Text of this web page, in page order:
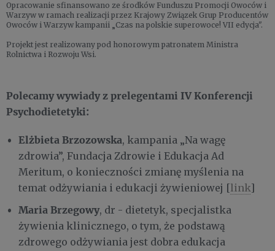
Opracowanie sfinansowano ze środków Funduszu Promocji Owoców i
Warzyw w ramach realizacji przez Krajowy Związek Grup Producentów
Owoców i Warzyw kampanii „Czas na polskie superowoce! VII edycja".
Projekt jest realizowany pod honorowym patronatem Ministra
Rolnictwa i Rozwoju Wsi.
Polecamy wywiady z prelegentami IV Konferencji
Psychodietetyki:
Elżbieta Brzozowska, kampania „Na wagę
zdrowia”, Fundacja Zdrowie i Edukacja Ad
Meritum, o konieczności zmianę myślenia na
temat odżywiania i edukacji żywieniowej [link]
Maria Brzegowy, dr - dietetyk, specjalistka
żywienia klinicznego, o tym, że podstawą
zdrowego odżywiania jest dobra edukacja